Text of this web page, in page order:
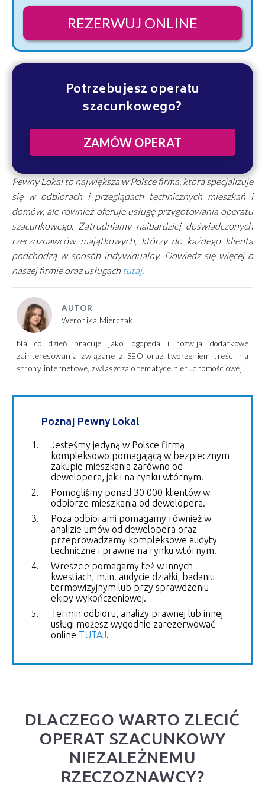
REZERWUJ ONLINE
Potrzebujesz operatu
szacunkowego?
ZAMÓW OPERAT
Pewny Lokal to największa w Polsce firma, która specjalizuje
się w odbiorach i przeglądach technicznych mieszkań i
domów, ale również oferuje usługę przygotowania operatu
szacunkowego. Zatrudniamy najbardziej doświadczonych
rzeczoznawców majątkowych, którzy do każdego klienta
podchodzą w sposób indywidualny. Dowiedz się więcej o
naszej firmie oraz usługach tutaj.
AUTOR
Weronika Mierczak
Na co dzień pracuje jako logopeda i rozwija dodatkowe
zainteresowania związane z SEO oraz tworzeniem treści na
strony internetowe, zwłaszcza o tematyce nieruchomościowej.
Poznaj Pewny Lokal
Jesteśmy jedyną w Polsce firmą
kompleksowo pomagającą w bezpiecznym
zakupie mieszkania zarówno od
dewelopera, jak i na rynku wtórnym.
Pomogliśmy ponad 30 000 klientów w
odbiorze mieszkania od dewelopera.
Poza odbiorami pomagamy również w
analizie umów od dewelopera oraz
przeprowadzamy kompleksowe audyty
techniczne i prawne na rynku wtórnym.
Wreszcie pomagamy też w innych
kwestiach, m.in. audycie działki, badaniu
termowizyjnym lub przy sprawdzeniu
ekipy wykończeniowej.
Termin odbioru, analizy prawnej lub innej
usługi możesz wygodnie zarezerwować
online TUTAJ.
DLACZEGO WARTO ZLECIĆ
OPERAT SZACUNKOWY
NIEZALEŻNEMU
RZECZOZNAWCY?